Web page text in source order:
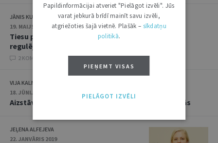
JĀNIS KUBILIS
19. MAIJS 2020
Tiesu prakses maiņa norāda uz skaidra normatīvā
regulējuma nepieciešamību
2 KOMENTĀRI
VIJA KALNIŅA
18. JŪNIJS 2019
Aizstāvēts promocijas darbs apdrošināšanas tiesībās
JEĻENA ALFEJEVA
22. JANVĀRIS 2019
Papildinformācijai atveriet "Pielāgot izvēli". Jūs
varat jebkurā brīdī mainīt savu izvēli,
atgriežoties šajā vietnē. Plašāk – sīkdatņu
politikā.
PIEŅEMT VISAS
PIELĀGOT IZVĒLI